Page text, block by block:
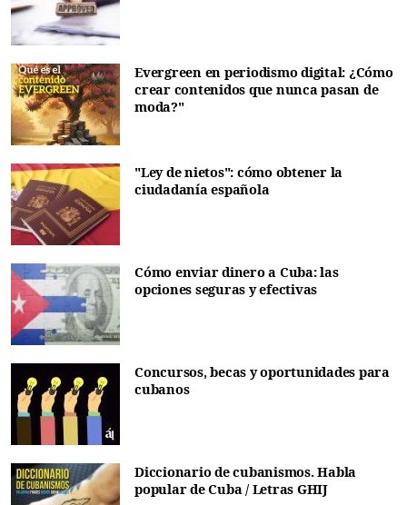
Evergreen en periodismo digital: ¿Cómo
crear contenidos que nunca pasan de
moda?"
"Ley de nietos": cómo obtener la
ciudadanía española
Cómo enviar dinero a Cuba: las
opciones seguras y efectivas
Concursos, becas y oportunidades para
cubanos
Diccionario de cubanismos. Habla
popular de Cuba / Letras GHIJ